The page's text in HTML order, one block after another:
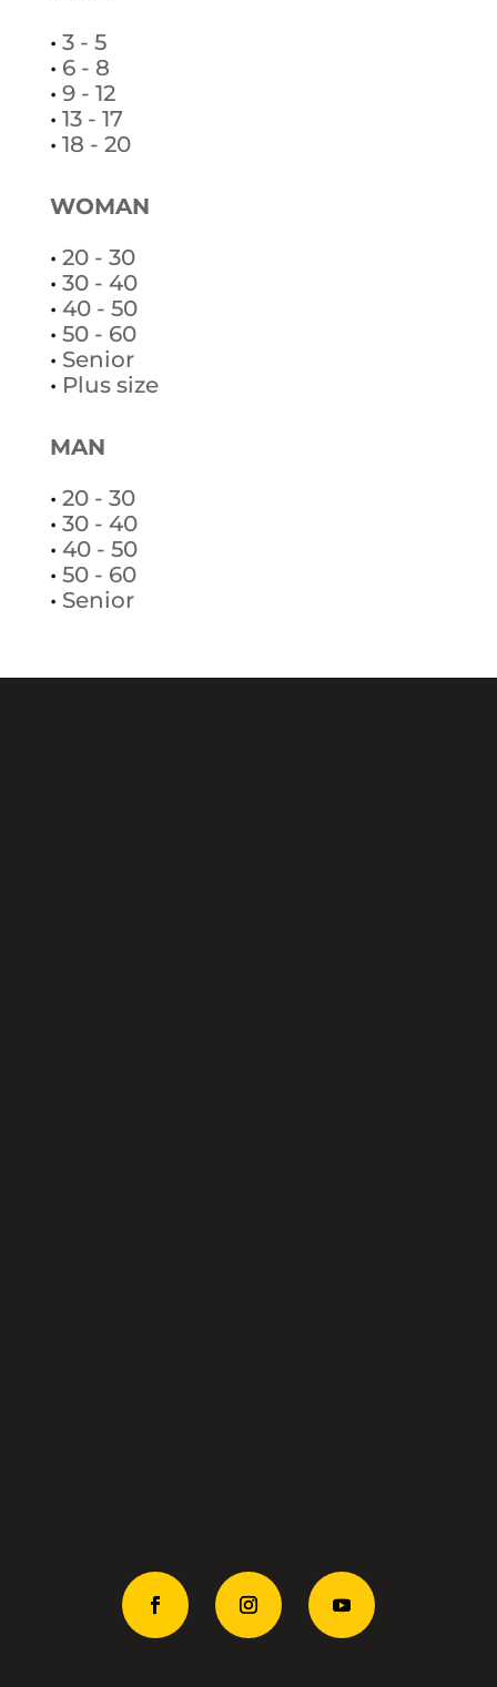
• 3 - 5
• 6 - 8
• 9 - 12
• 13 - 17
• 18 - 20
WOMAN
• 20 - 30
• 30 - 40
• 40 - 50
• 50 - 60
• Senior
• Plus size
MAN
• 20 - 30
• 30 - 40
• 40 - 50
• 50 - 60
• Senior